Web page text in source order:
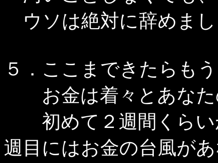
ウソは絶対に辞め
５．ここまできたらも
お金は着々とあなた
初めて２週間くらい
週目にはお金の台風が